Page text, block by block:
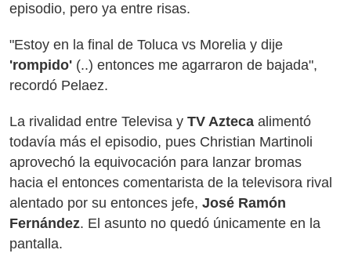
episodio, pero ya entre risas.
"Estoy en la final de Toluca vs Morelia y dije
'rompido' (..) entonces me agarraron de bajada",
recordó Pelaez.
La rivalidad entre Televisa y TV Azteca alimentó
todavía más el episodio, pues Christian Martinoli
aprovechó la equivocación para lanzar bromas
hacia el entonces comentarista de la televisora rival
alentado por su entonces jefe, José Ramón
Fernández. El asunto no quedó únicamente en la
pantalla.